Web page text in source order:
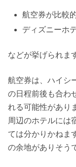
航空券が比較
ディズニーホ
などが挙げられま
航空券は、ハイシ
の日程前後も合わ
れる可能性があり
周辺のホテルには
ては分かりかねま
の余地がありそう